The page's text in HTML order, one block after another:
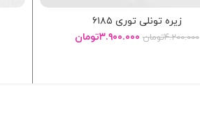
زیره تونلی توری ۶۱۸۵
۴.۲۰۰.۰۰۰تومان ۳.۹۰۰.۰۰۰تومان